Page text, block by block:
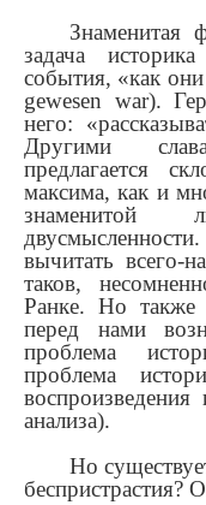
Знаменитая
задача
события, «как
gewesen war).
него:
Другими
предлагается
максима, как и
знаменитой
вычитать всего-
таков,
Ранке. Но
перед нами
проблема
проблема
анализа).
Но
беспристрастия?